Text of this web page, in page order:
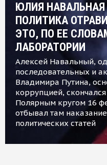
ЮЛИЯ
ПОЛИТИКА
ЭТО, ПО ЕЕ
ЛАБОРАТОРИИ
Алексей Навальный,
последовательных и
Владимира Путина,
коррупцией,
Полярным кругом 16
отбывал там
политических статей